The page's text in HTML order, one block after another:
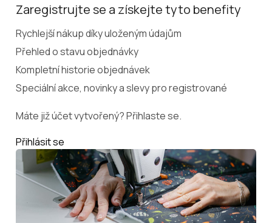
Zaregistrujte se a získejte tyto benefity
Rychlejší nákup díky uloženým údajům
Přehled o stavu objednávky
Kompletní historie objednávek
Speciální akce, novinky a slevy pro registrované
Máte již účet vytvořený? Přihlaste se.
Přihlásit se